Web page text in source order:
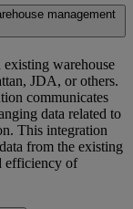
management
warehouse
JDA, or others.
communicates
data related to
This integration
from the existing
efficiency of